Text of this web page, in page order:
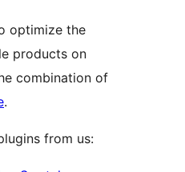
optimize the
products on
combination of
.
from us: